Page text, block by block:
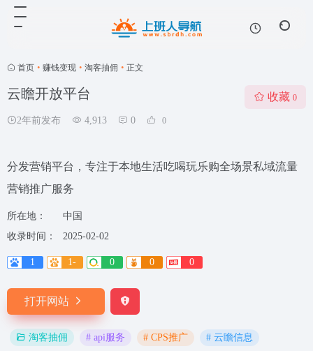
首页 • 赚钱变现 • 淘客抽佣 • 正文
云瞻开放平台
2年前发布 4,913 0 0
收藏 0
分发营销平台，专注于本地生活吃喝玩乐购全场景私域流量
营销推广服务
所在地：
中国
收录时间：
2025-02-02
1 1- 0 0 0
打开网站
淘客抽佣 # api服务 # CPS推广 # 云瞻信息